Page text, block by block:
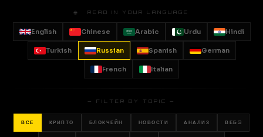
🌐 READ IN YOUR LANGUAGE
English Chinese Arabic Urdu Hindi
Turkish Russian Spanish German
French Italian
— FILTER BY TOPIC —
ВСЕ КРИПТО БЛОКЧЕЙН НОВОСТИ АНАЛИЗ ВЕБ3